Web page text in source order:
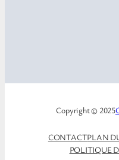
Copyright © 2025
CONTACTPLAN
POLITIQUE